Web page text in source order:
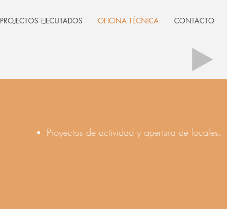
PROJECTOS EJECUTADOS OFICINA TÉCNICA CONTACTO
Proyectos de actividad y apertura de locales.